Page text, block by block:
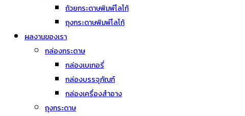
ถ้วยกระดาษพิมพ์โลโก้
ถุงกระดาษพิมพ์โลโก้
ผลงานของเรา
กล่องกระดาษ
กล่องเบเกอรี่
กล่องบรรจุภัณฑ์
กล่องเครื่องสำอาง
ถุงกระดาษ